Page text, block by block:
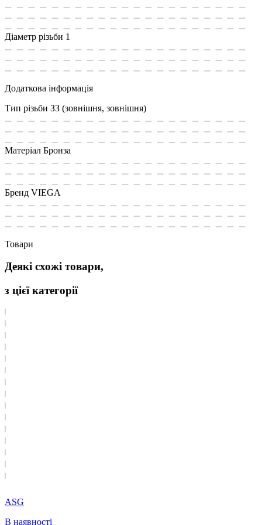
Діаметр різьби 1
Додаткова інформація
Тип різьби ЗЗ (зовнішня, зовнішня)
Матеріал Бронза
Бренд VIEGA
Товари
Деякі схожі товари,
з цієї категорії
ASG
В наявності